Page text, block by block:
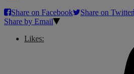
Share on Facebook
Share on Twitter
Share by Email
Likes: